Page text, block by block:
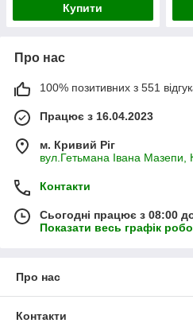
Купити
Про нас
100% позитивних з 551
Працює з 16.04.2023
м. Кривий Ріг
вул.Гетьмана Івана Мазепи,
Контакти
Сьогодні працює з 08:00
Показати весь графік
Про нас
Контакти